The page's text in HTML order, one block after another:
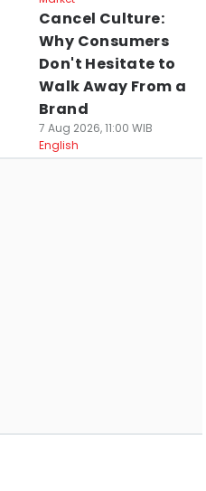
Cancel Culture:
Why Consumers
Don't Hesitate to
Walk Away From a
Brand
7 Aug 2026, 11:00 WIB
English